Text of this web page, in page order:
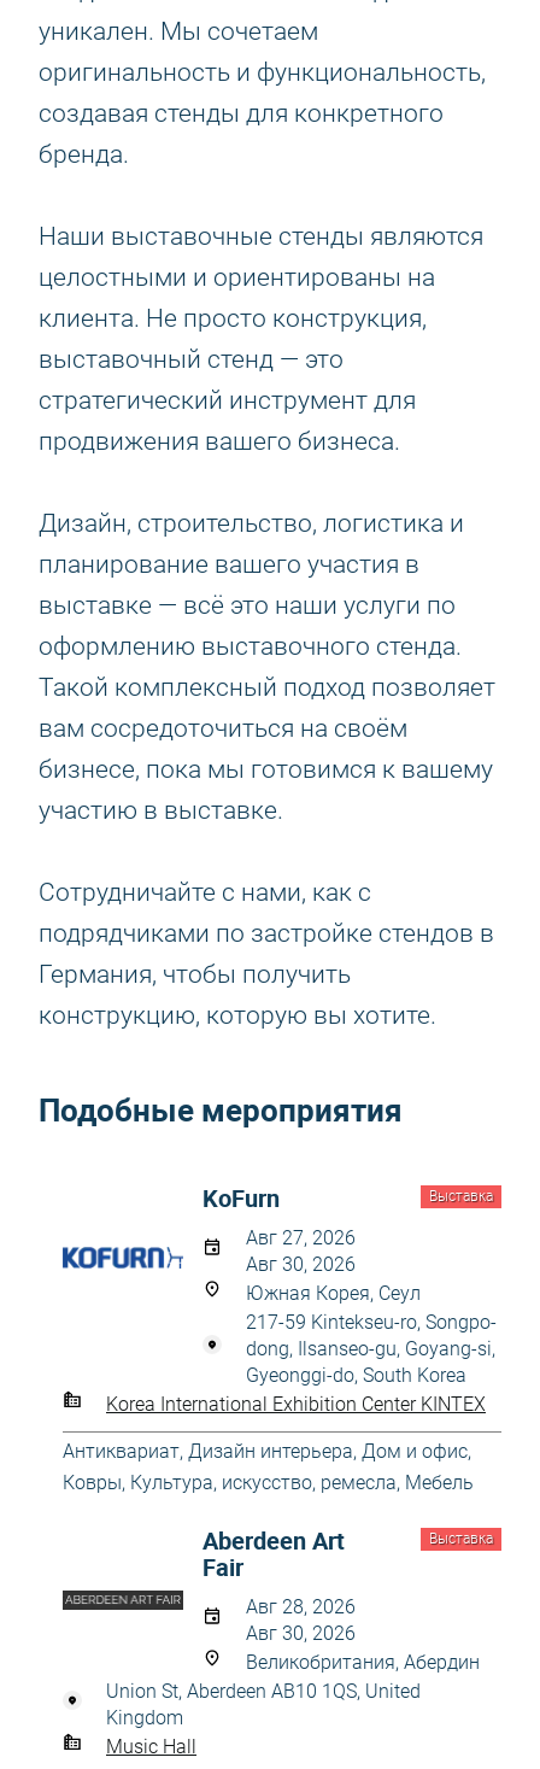
уникален. Мы сочетаем
оригинальность и функциональность,
создавая стенды для конкретного
бренда.
Наши выставочные стенды являются
целостными и ориентированы на
клиента. Не просто конструкция,
выставочный стенд — это
стратегический инструмент для
продвижения вашего бизнеса.
Дизайн, строительство, логистика и
планирование вашего участия в
выставке — всё это наши услуги по
оформлению выставочного стенда.
Такой комплексный подход позволяет
вам сосредоточиться на своём
бизнесе, пока мы готовимся к вашему
участию в выставке.
Сотрудничайте с нами, как с
подрядчиками по застройке стендов в
Германия, чтобы получить
конструкцию, которую вы хотите.
Подобные мероприятия
Выставка
KoFurn
Авг 27, 2026
Авг 30, 2026
Южная Корея, Сеул
217-59 Kintekseu-ro, Songpo-
dong, Ilsanseo-gu, Goyang-si,
Gyeonggi-do, South Korea
Korea International Exhibition Center KINTEX
Антиквариат, Дизайн интерьера, Дом и офис,
Ковры, Культура, искусство, ремесла, Мебель
Выставка
Aberdeen Art
Fair
Авг 28, 2026
Авг 30, 2026
Великобритания, Абердин
Union St, Aberdeen AB10 1QS, United
Kingdom
Music Hall